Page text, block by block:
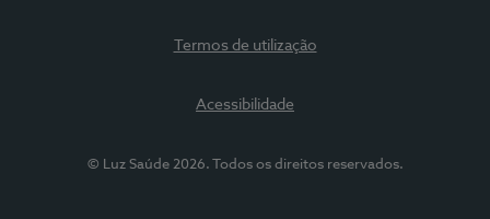
Termos de utilização
Acessibilidade
© Luz Saúde 2026. Todos os direitos reservados.